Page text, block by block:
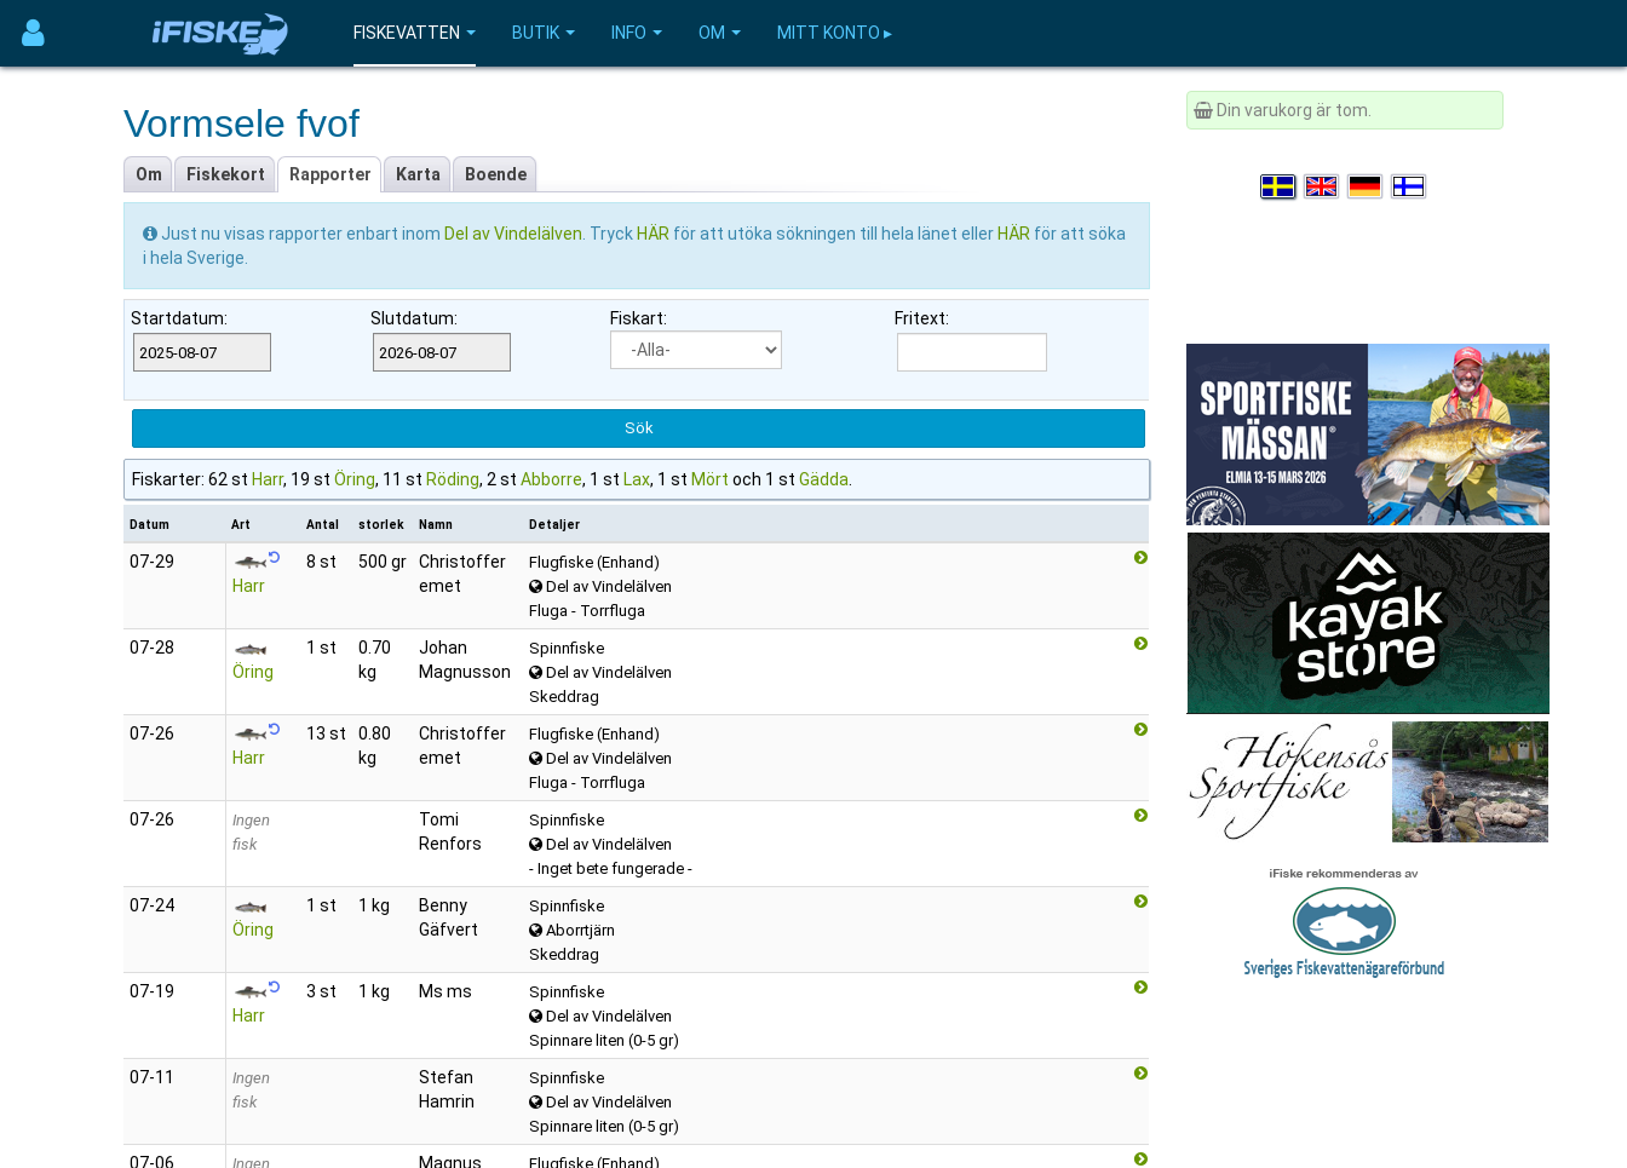
FISKEVATTEN BUTIK INFO OM MITT KONTO ▸
Vormsele fvof
Om Fiskekort Rapporter Karta Boende
Just nu visas rapporter enbart inom Del av Vindelälven . Tryck HÄR för att utöka sökningen till hela länet eller HÄR för att söka
i hela Sverige.
Startdatum: Slutdatum: Fiskart: Fritext:
Fiskarter: 62 st Harr, 19 st Öring, 11 st Röding, 2 st Abborre, 1 st Lax, 1 st Mört och 1 st Gädda
Datum Art Antal storlek Namn Detaljer
07‑29
Harr
8 st 500 gr
Christoffer
emet
Flugfiske (Enhand)
Del av Vindelälven
Fluga - Torrfluga
07‑28
Öring
1 st
0.70
kg
Johan
Magnusson
Spinnfiske
Del av Vindelälven
Skeddrag
07‑26
Harr
13 st
0.80
kg
Christoffer
emet
Flugfiske (Enhand)
Del av Vindelälven
Fluga - Torrfluga
07‑26
Ingen
fisk
Tomi
Renfors
Spinnfiske
Del av Vindelälven
- Inget bete fungerade -
07‑24
Öring
1 st 1 kg
Benny
Gäfvert
Spinnfiske
Aborrtjärn
Skeddrag
07‑19
Harr
3 st 1 kg Ms ms
Spinnfiske
Del av Vindelälven
Spinnare liten (0-5 gr)
07‑11
Ingen
fisk
Stefan
Hamrin
Spinnfiske
Del av Vindelälven
Spinnare liten (0-5 gr)
07‑06
Ingen
Magnus
Flugfiske (Enhand)
Din varukorg är tom.